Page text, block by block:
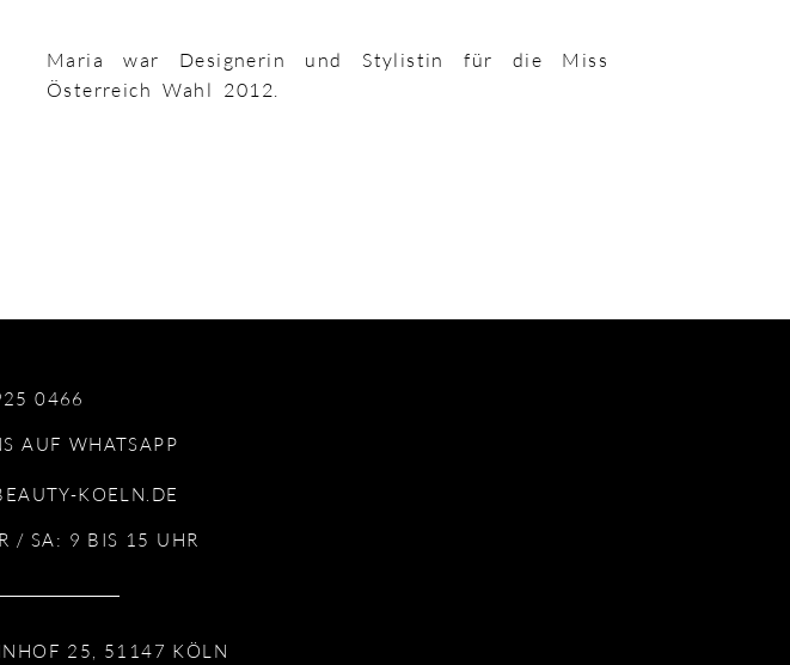
Maria war Designerin und Stylistin für die Miss
Österreich Wahl 2012.
0466
AUF WHATSAPP
KOELN.DE
/ SA: 9 BIS 15 UHR
25, 51147 KÖLN